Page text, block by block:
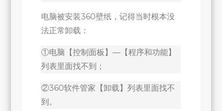
怎
举
报？
电脑被安装360壁纸，记得当时根本没
法正常卸载：
①电脑【控制面板】—【程序和功能】
列表里面找不到；
②360软件管家【卸载】列表里面找不
到。